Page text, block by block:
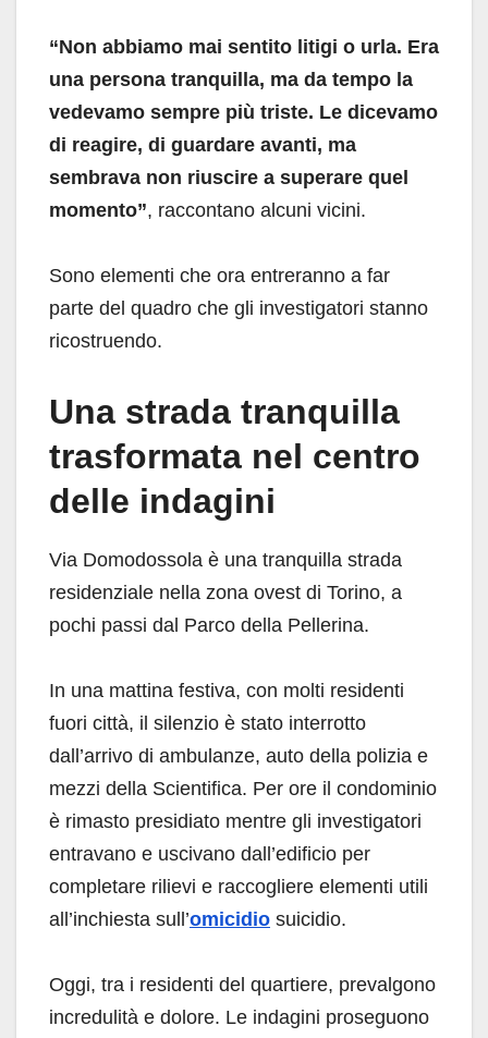
“Non abbiamo mai sentito litigi o urla. Era
una persona tranquilla, ma da tempo la
vedevamo sempre più triste. Le dicevamo
di reagire, di guardare avanti, ma
sembrava non riuscire a superare quel
momento”, raccontano alcuni vicini.
Sono elementi che ora entreranno a far
parte del quadro che gli investigatori stanno
ricostruendo.
Una strada tranquilla
trasformata nel centro
delle indagini
Via Domodossola è una tranquilla strada
residenziale nella zona ovest di Torino, a
pochi passi dal Parco della Pellerina.
In una mattina festiva, con molti residenti
fuori città, il silenzio è stato interrotto
dall’arrivo di ambulanze, auto della polizia e
mezzi della Scientifica. Per ore il condominio
è rimasto presidiato mentre gli investigatori
entravano e uscivano dall’edificio per
completare rilievi e raccogliere elementi utili
all’inchiesta sull’omicidio suicidio.
Oggi, tra i residenti del quartiere, prevalgono
incredulità e dolore. Le indagini proseguono